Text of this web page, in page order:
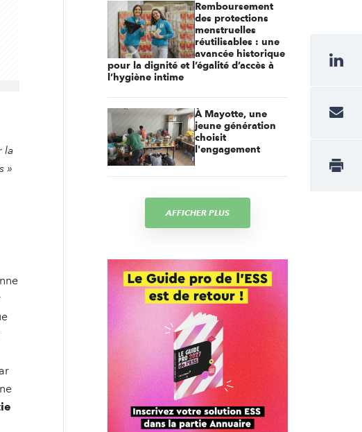
la
»
Remboursement
des protections
menstruelles
réutilisables : une
avancée historique
pour la dignité et l’égalité d’accès à
l’hygiène intime
À Mayotte, une
jeune génération
choisit
l'engagement
AFFICHER PLUS